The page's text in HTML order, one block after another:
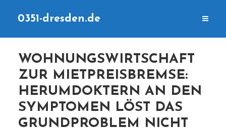
0351-dresden.de
WOHNUNGSWIRTSCHAFT
ZUR MIETPREISBREMSE:
HERUMDOKTERN AN DEN
SYMPTOMEN LÖST DAS
GRUNDPROBLEM NICHT